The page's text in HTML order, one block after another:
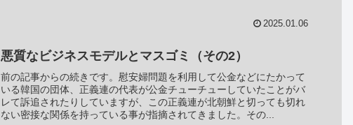
2025.01.06
悪質なビジネスモデルとマスゴミ（その2）
前の記事からの続きです。慰安婦問題を利用して公金などにたかって
いる韓国の団体、正義連の代表が公金チューチューしていたことがバ
レて訴追されたりしていますが、この正義連が北朝鮮と切っても切れ
ない密接な関係を持っている事が指摘されてきました。その...